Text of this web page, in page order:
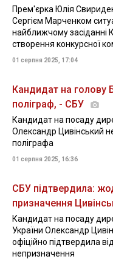
Прем'єрка Юлія
Сергієм Марченком
найближчому засіданні
створення конкурсної
01 серпня 2025, 17:04
Кандидат на голову
поліграф, - СБУ
Кандидат на посаду
Олександр Цивінський
поліграфа
01 серпня 2025, 16:36
СБУ підтвердила:
призначення
Кандидат на посаду
України Олександр
офіційно підтвердила
непризначення